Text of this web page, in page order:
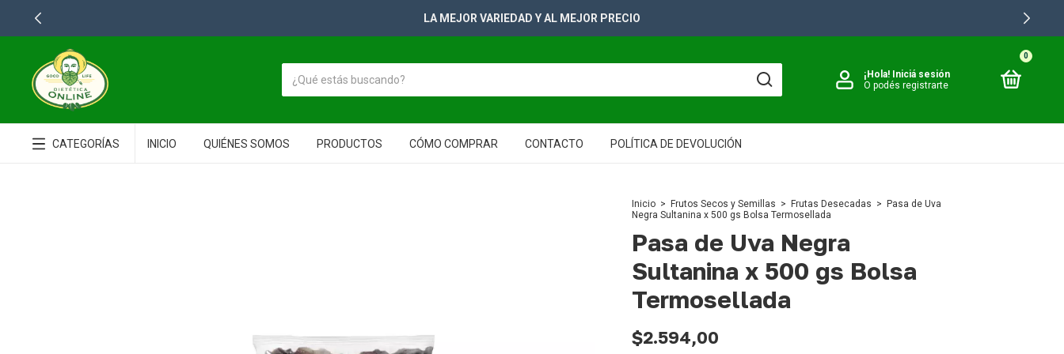
LA MEJOR VARIEDAD Y AL MEJOR PRECIO
¡Hola! Iniciá sesión
O podés registrarte
0
CATEGORÍAS INICIO QUIÉNES SOMOS PRODUCTOS CÓMO COMPRAR CONTACTO POLÍTICA DE DEVOLUCIÓN
Inicio > Frutos Secos y Semillas > Frutas Desecadas >
Pasa de Uva
Negra Sultanina x 500 gs Bolsa Termosellada
Pasa de Uva Negra
Sultanina x 500 gs Bolsa
Termosellada
$2.594,00